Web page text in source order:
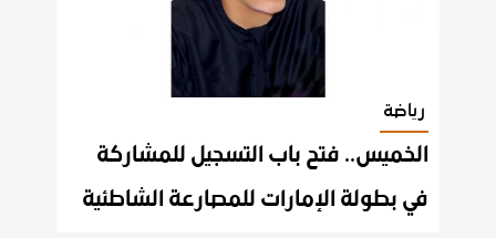
رياضة
الخميس.. فتح باب التسجيل للمشاركة
في بطولة الإمارات للمصارعة الشاطئية